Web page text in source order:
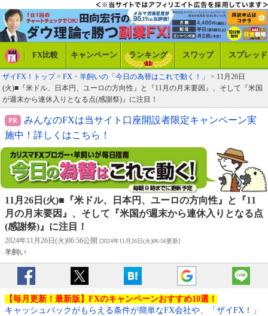
FX比較 キャンペーン ランキング スワップ スプレッド
ザイFX！トップ> FX・羊飼いの「今日の為替はこれで動く！」
> 11月26日
(火)■『米ドル、日本円、ユーロの方向性』と『11月の月末要因』、そして『米国
が週末から連休入りとなる点(感謝祭)』に注目！
みんなのFXは当サイト口座開設者限定キャンペーン実
施中！詳しくはこちら！
11月26日(火)■『米ドル、日本円、ユーロの方向性』と『11
月の月末要因』、そして『米国が週末から連休入りとなる点
(感謝祭)』に注目！
2024年11月26日(火)06:56公開 [2024年11月26日(火)06:56更新]
羊飼い
【毎月更新！最新版】FXのキャンペーンおすすめ10選！
キャッシュバックがもらえる条件が簡単なFX会社や、「ザイFX！」